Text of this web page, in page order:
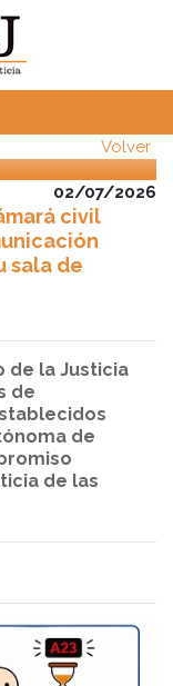
Volver
02/07/2026
civil
sala de
de la Justicia
de
de
de las